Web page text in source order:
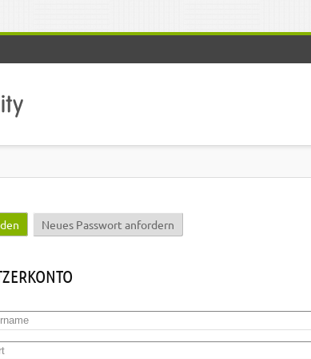
(aktiver Reiter)
Neues Passwort anfordern